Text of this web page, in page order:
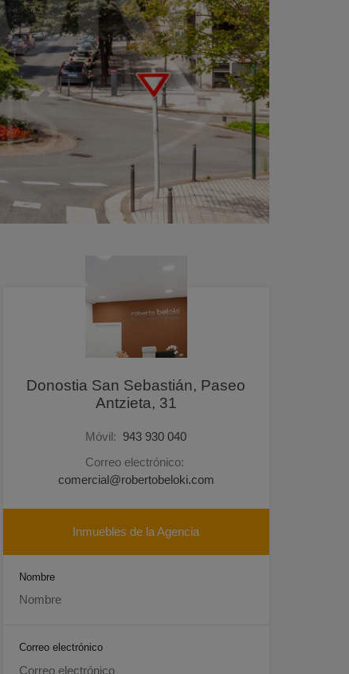
Donostia San Sebastián, Paseo
Antzieta, 31
Móvil: 943 930 040
Correo electrónico:
comercial@robertobeloki.com
Inmuebles de la Agencia
Nombre
Correo electrónico